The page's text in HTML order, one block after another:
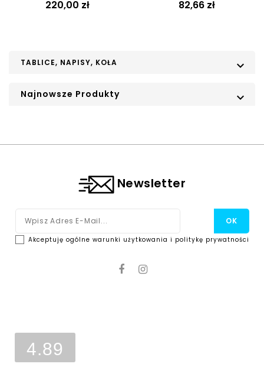
Cena
220,00 zł Cena
82,66 zł
TABLICE, NAPISY, KOŁA 
Najnowsze Produkty 
Newsletter
Akceptuję ogólne warunki użytkowania i politykę prywatności
4.89